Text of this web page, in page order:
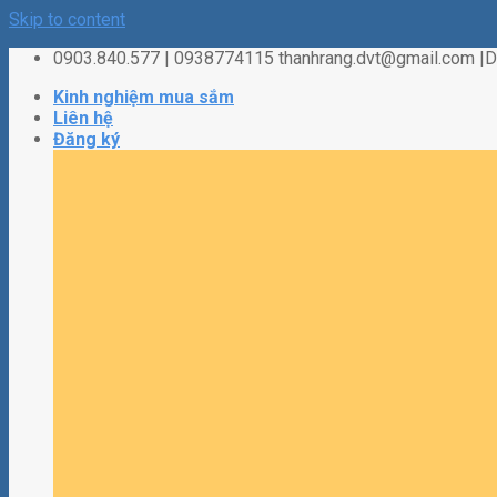
Skip to content
0903.840.577 | 0938774115 thanhrang.dvt@gmail.com
Kinh nghiệm mua sắm
Liên hệ
Đăng ký